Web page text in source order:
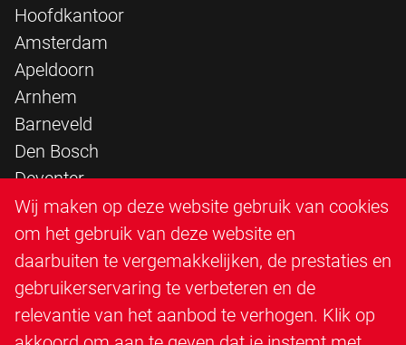
Hoofdkantoor
Amsterdam
Apeldoorn
Arnhem
Barneveld
Den Bosch
Deventer
Epe
Sittard
Triangle Infra
Triangle Steigerbouw
Utrecht
Wij maken op deze website gebruik van cookies
om het gebruik van deze website en
daarbuiten te vergemakkelijken, de prestaties en
gebruikerservaring te verbeteren en de
relevantie van het aanbod te verhogen. Klik op